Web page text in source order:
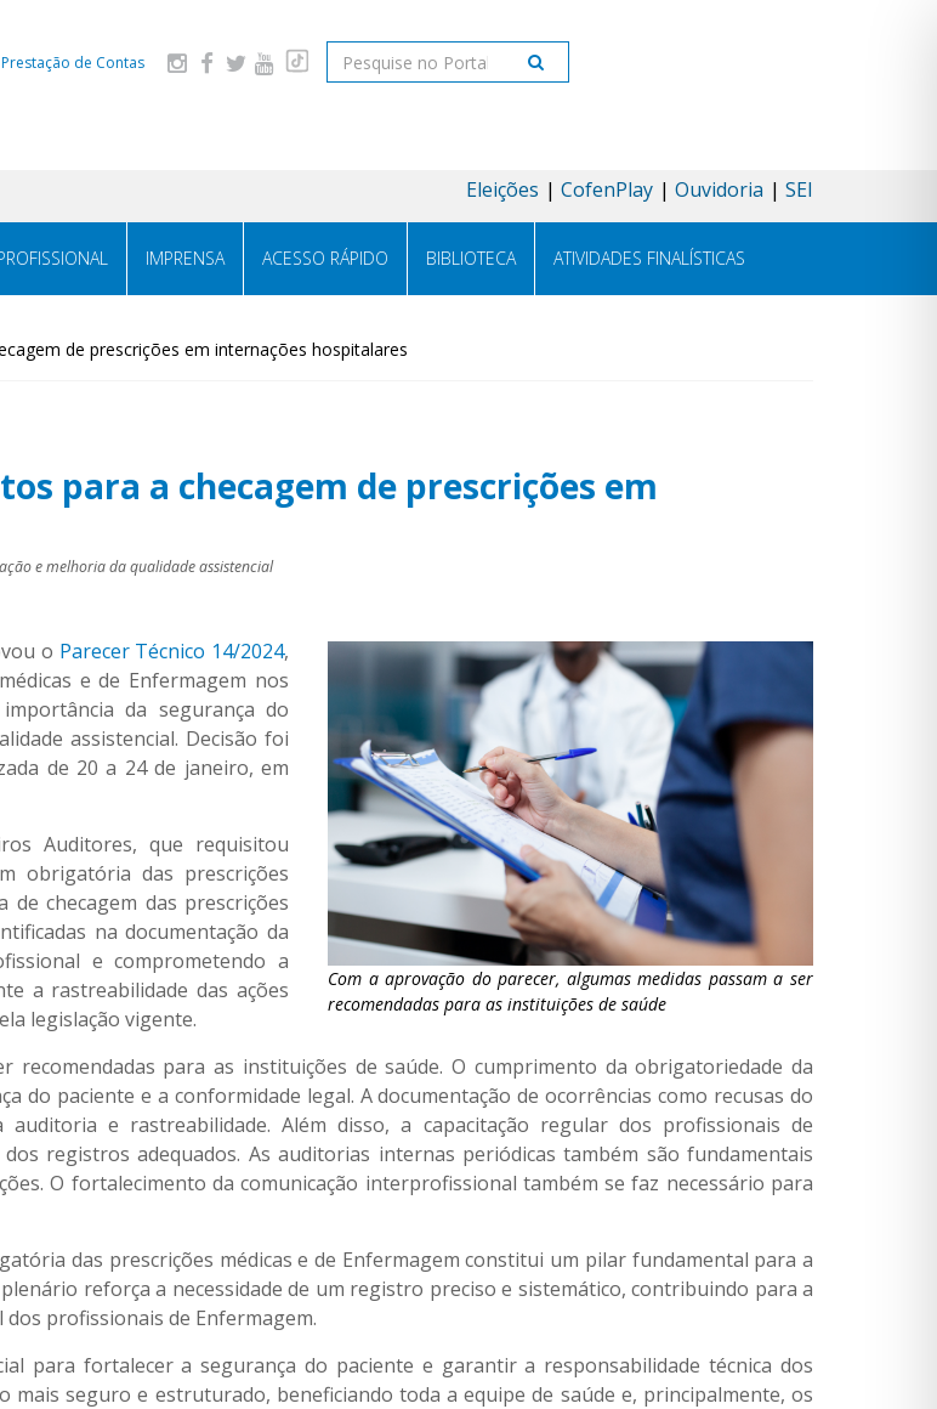
de Contas Pesquisar
Eleições CofenPlay Ouvidoria SEI
IMPRENSA ACESSO RÁPIDO BIBLIOTECA ATIVIDADES FINALÍSTICAS
de prescrições em internações hospitalares
para a checagem de prescrições em
e melhoria da qualidade assistencial
Com a aprovação do parecer, algumas medidas passam a ser
recomendadas para as instituições de saúde
o Parecer Técnico 14/2024,
e de Enfermagem nos
da segurança do
assistencial. Decisão foi
de 20 a 24 de janeiro, em
Auditores, que requisitou
obrigatória das prescrições
checagem das prescrições
na documentação da
e comprometendo a
a rastreabilidade das ações
legislação vigente.
recomendadas para as instituições de saúde. O cumprimento da obrigatoriedade da
do paciente e a conformidade legal. A documentação de ocorrências como recusas do
e rastreabilidade. Além disso, a capacitação regular dos profissionais de
registros adequados. As auditorias internas periódicas também são fundamentais
O fortalecimento da comunicação interprofissional também se faz necessário para
das prescrições médicas e de Enfermagem constitui um pilar fundamental para a
reforça a necessidade de um registro preciso e sistemático, contribuindo para a
profissionais de Enfermagem.
para fortalecer a segurança do paciente e garantir a responsabilidade técnica dos
mais seguro e estruturado, beneficiando toda a equipe de saúde e, principalmente, os